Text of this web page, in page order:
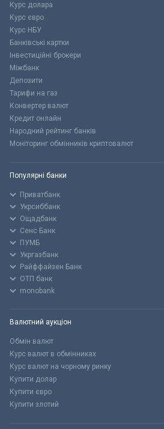
Курс долара
Курс євро
Курс НБУ
Банківські картки
Інвестиційні брокери
Міжбанк
Депозити
Тарифи на газ
Конвертер валют
Кредит онлайн
Народний рейтинг банків
Моніторинг обмінників криптовалют
Популярні банки
Приватбанк
Укрсиббанк
Ощадбанк
Сенс Банк
ПУМБ
Укргазбанк
Райффайзен Банк
ОТП банк
monobank
Валютний аукціон
Обмін валют
Курс валют в обмінниках
Курс валют на чорному ринку
Купити долар
Купити євро
Купити злотий